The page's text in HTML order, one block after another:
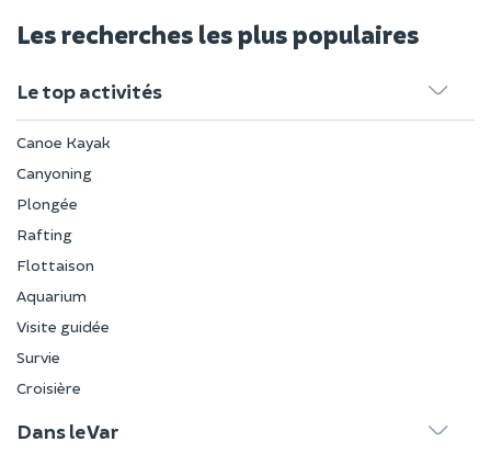
Les recherches les plus populaires
Le top activités
Canoe Kayak
Canyoning
Plongée
Rafting
Flottaison
Aquarium
Visite guidée
Survie
Croisière
Dans le Var